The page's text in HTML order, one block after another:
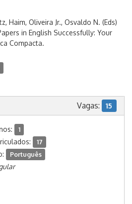
Haim, Oliveira Jr., Osvaldo N. (Eds)
in English Successfully: Your
Compacta.
Vagas: 15
1
17
Português